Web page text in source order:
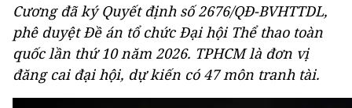
Cương đã ký Quyết định số 2676/QĐ-BVHTTDL,
phê duyệt Đề án tổ chức Đại hội Thể thao toàn
quốc lần thứ 10 năm 2026. TPHCM là đơn vị
đăng cai đại hội, dự kiến có 47 môn tranh tài.